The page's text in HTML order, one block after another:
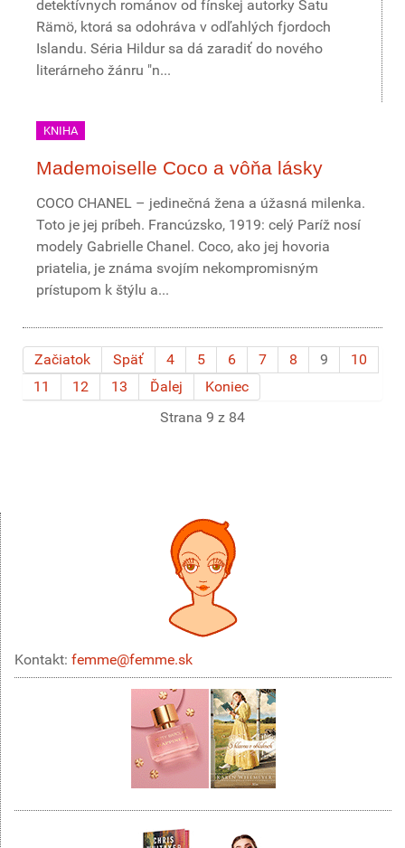
detektívnych románov od fínskej autorky Satu
Rämö, ktorá sa odohráva v odľahlých fjordoch
Islandu. Séria Hildur sa dá zaradiť do nového
literárneho žánru "n...
KNIHA
Mademoiselle Coco a vôňa lásky
COCO CHANEL – jedinečná žena a úžasná milenka.
Toto je jej príbeh. Francúzsko, 1919: celý Paríž nosí
modely Gabrielle Chanel. Coco, ako jej hovoria
priatelia, je známa svojím nekompromisným
prístupom k štýlu a...
Začiatok Späť 4 5 6 7 8 9
10
11
12 13 Ďalej
Koniec
Strana 9 z 84
Kontakt: femme@femme.sk